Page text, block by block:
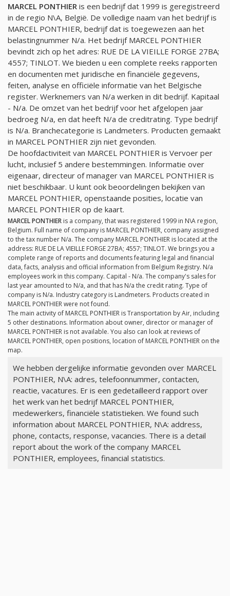
MARCEL PONTHIER is een bedrijf dat 1999 is geregistreerd
in de regio N\A, België. De volledige naam van het bedrijf is
MARCEL PONTHIER, bedrijf dat is toegewezen aan het
belastingnummer N/a. Het bedrijf MARCEL PONTHIER
bevindt zich op het adres: RUE DE LA VIEILLE FORGE 27BA;
4557; TINLOT. We bieden u een complete reeks rapporten
en documenten met juridische en financiële gegevens,
feiten, analyse en officiële informatie van het Belgische
register. Werknemers van N/a werken in dit bedrijf. Kapitaal
- N/a. De omzet van het bedrijf voor het afgelopen jaar
bedroeg N/a, en dat heeft N/a de creditrating. Type bedrijf
is N/a. Branchecategorie is Landmeters. Producten gemaakt
in MARCEL PONTHIER zijn niet gevonden.
De hoofdactiviteit van MARCEL PONTHIER is Vervoer per
lucht, inclusief 5 andere bestemmingen. Informatie over
eigenaar, directeur of manager van MARCEL PONTHIER is
niet beschikbaar. U kunt ook beoordelingen bekijken van
MARCEL PONTHIER, openstaande posities, locatie van
MARCEL PONTHIER op de kaart.
MARCEL PONTHIER is a company, that was registered 1999 in N\A region,
Belgium. Full name of company is MARCEL PONTHIER, company assigned
to the tax number N/a. The company MARCEL PONTHIER is located at the
address: RUE DE LA VIEILLE FORGE 27BA; 4557; TINLOT. We brings you a
complete range of reports and documents featuring legal and financial
data, facts, analysis and official information from Belgium Registry. N/a
employees work in this company. Capital - N/a. The company's sales for
last year amounted to N/a, and that has N/a the credit rating. Type of
company is N/a. Industry category is Landmeters. Products created in
MARCEL PONTHIER were not found.
The main activity of MARCEL PONTHIER is Transportation by Air, including
5 other destinations. Information about owner, director or manager of
MARCEL PONTHIER is not available. You also can look at reviews of
MARCEL PONTHIER, open positions, location of MARCEL PONTHIER on the
map.
We hebben dergelijke informatie gevonden over MARCEL
PONTHIER, N\A: adres, telefoonnummer, contacten,
reactie, vacatures. Er is een gedetailleerd rapport over
het werk van het bedrijf MARCEL PONTHIER,
medewerkers, financiële statistieken. We found such
information about MARCEL PONTHIER, N\A: address,
phone, contacts, response, vacancies. There is a detail
report about the work of the company MARCEL
PONTHIER, employees, financial statistics.